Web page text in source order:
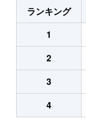
ランキング
1
2
3
4